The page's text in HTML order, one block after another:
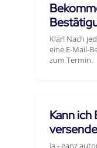
Klar! Nach
eine E-Mail-
zum Termin.
Kann